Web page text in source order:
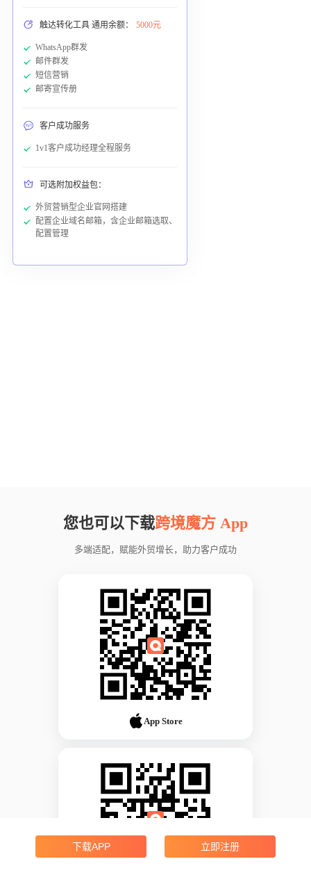
触达转化工具 通用余额： 5000元
WhatsApp群发
邮件群发
短信营销
邮寄宣传册
客户成功服务
1v1客户成功经理全程服务
可选附加权益包：
外贸营销型企业官网搭建
配置企业域名邮箱，含企业邮箱选取、
配置管理
您也可以下载跨境魔方 App
多端适配，赋能外贸增长，助力客户成功
App Store
下载APP 立即注册